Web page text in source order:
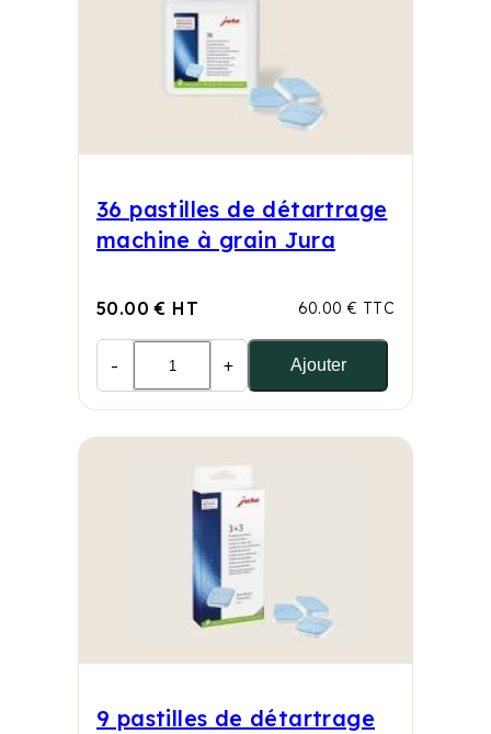
36 pastilles de détartrage
machine à grain Jura
50.00 € HT 60.00 € TTC
- + Ajouter
9 pastilles de détartrage